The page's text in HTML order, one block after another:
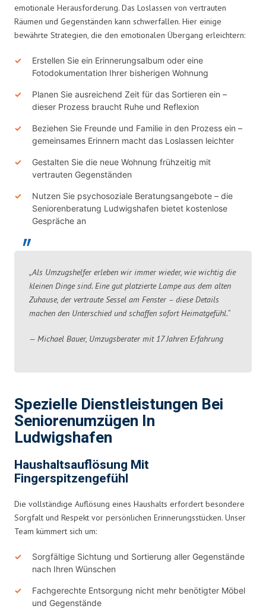
emotionale Herausforderung. Das Loslassen von vertrauten
Räumen und Gegenständen kann schwerfallen. Hier einige
bewährte Strategien, die den emotionalen Übergang erleichtern:
Erstellen Sie ein Erinnerungsalbum oder eine
Fotodokumentation Ihrer bisherigen Wohnung
Planen Sie ausreichend Zeit für das Sortieren ein –
dieser Prozess braucht Ruhe und Reflexion
Beziehen Sie Freunde und Familie in den Prozess ein –
gemeinsames Erinnern macht das Loslassen leichter
Gestalten Sie die neue Wohnung frühzeitig mit
vertrauten Gegenständen
Nutzen Sie psychosoziale Beratungsangebote – die
Seniorenberatung Ludwigshafen bietet kostenlose
Gespräche an
„Als Umzugshelfer erleben wir immer wieder, wie wichtig die
kleinen Dinge sind. Eine gut platzierte Lampe aus dem alten
Zuhause, der vertraute Sessel am Fenster – diese Details
machen den Unterschied und schaffen sofort Heimatgefühl.“
— Michael Bauer, Umzugsberater mit 17 Jahren Erfahrung
Spezielle Dienstleistungen Bei
Seniorenumzügen In
Ludwigshafen
Haushaltsauflösung Mit
Fingerspitzengefühl
Die vollständige Auflösung eines Haushalts erfordert besondere
Sorgfalt und Respekt vor persönlichen Erinnerungsstücken. Unser
Team kümmert sich um:
Sorgfältige Sichtung und Sortierung aller Gegenstände
nach Ihren Wünschen
Fachgerechte Entsorgung nicht mehr benötigter Möbel
und Gegenstände